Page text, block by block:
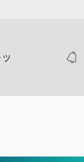
ツ